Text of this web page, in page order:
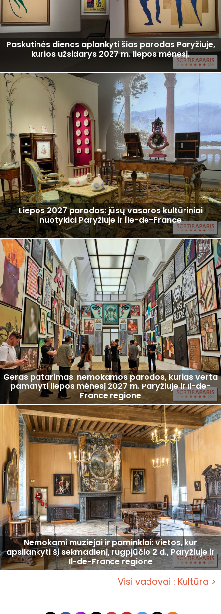
Paskutinės dienos aplankyti šias parodas Paryžiuje,
kurios užsidarys 2027 m. liepos mėnesį.
Liepos 2027 parodos: jūsų vasaros kultūriniai
nuotykiai Paryžiuje ir Île-de-France
Geras patarimas: nemokamos parodos, kurias verta
pamatyti liepos mėnesį 2027 m. Paryžiuje ir Il-de-
France regione
Nemokami muziejai ir paminklai: vietos, kur
apsilankyti šį sekmadienį, rugpjūčio 2 d., Paryžiuje ir
Il-de-France regione
Visi vadovai : Kultūra >